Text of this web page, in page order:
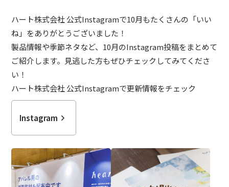
ハート株式会社 公式Instagramで10月もたくさんの「いい
ね」をありがとうございました！
製品情報や季節ネタなど、10月のInstagram投稿をまとめて
ご紹介します。見逃した方もぜひチェックしてみてくださ
い！
ハート株式会社 公式Instagramで更新情報をチェック
Instagram